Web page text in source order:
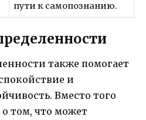
пути к самопознанию.
также помогает
и
Вместо того
том, что может